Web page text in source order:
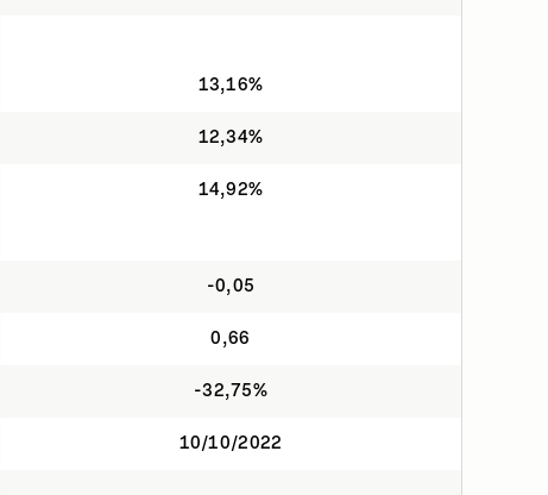
13,16%
12,34%
14,92%
-0,05
0,66
-32,75%
10/10/2022